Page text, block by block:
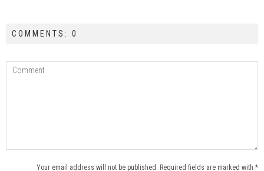
COMMENTS: 0
Your email address will not be published. Required fields are marked with *